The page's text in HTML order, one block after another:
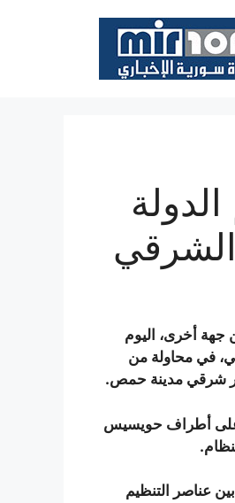
جهة أخرى، اليوم
الشرقي، في محاولة من
شرقي مدينة حمص.
على أطراف حويسيس
عناصر التنظيم